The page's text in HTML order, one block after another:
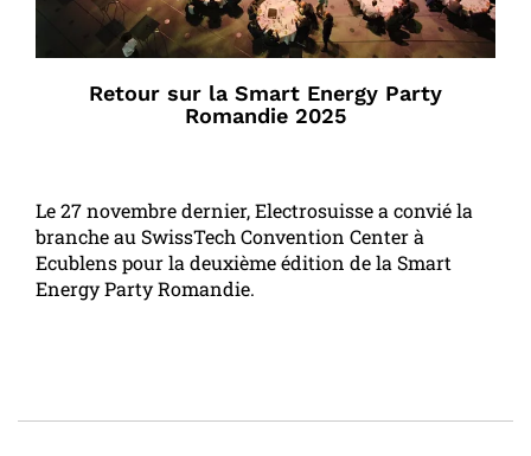
Retour sur la Smart Energy Party
Romandie 2025
Le 27 novembre dernier, Electrosuisse a convié la
branche au SwissTech Convention Center à
Ecublens pour la deuxième édition de la Smart
Energy Party Romandie.